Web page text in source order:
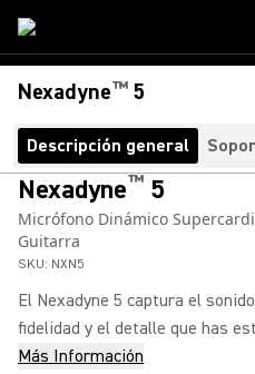
Nexadyne™ 5
Descripción general
Nexadyne™ 5
Micrófono Dinámico
Guitarra
SKU: NXN5
El Nexadyne 5 captura el
fidelidad y el detalle que has
Más Información